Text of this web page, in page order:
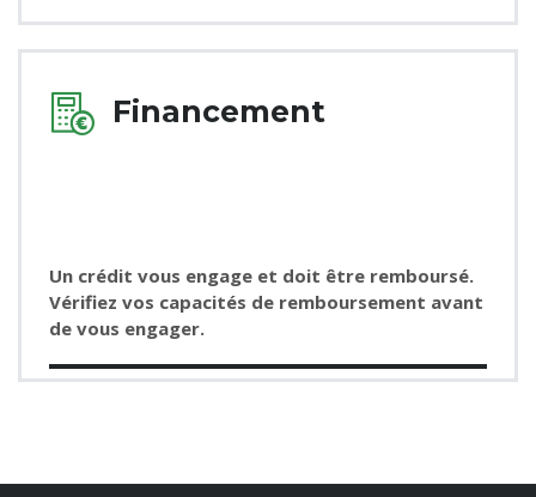
Financement
Un crédit vous engage et doit être remboursé.
Vérifiez vos capacités de remboursement avant
de vous engager.